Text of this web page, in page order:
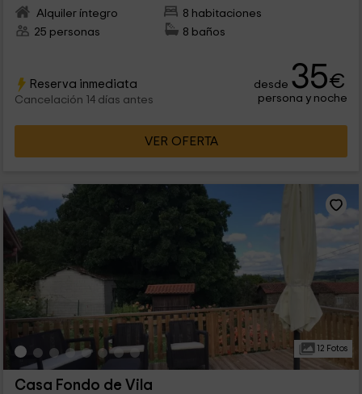
Alquiler íntegro
8 habitaciones
25 personas
8 baños
Reserva inmediata
Cancelación 14 días antes
desde 35€
persona y noche
VER OFERTA
12 Fotos
Casa Fondo de Vila